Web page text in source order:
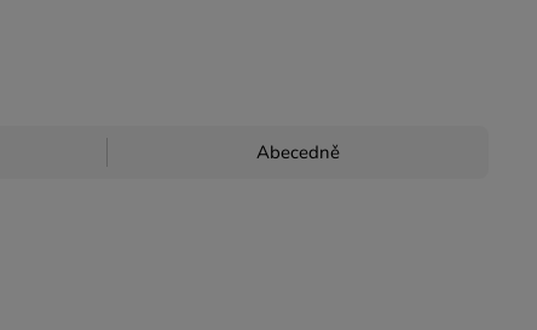
Abecedně